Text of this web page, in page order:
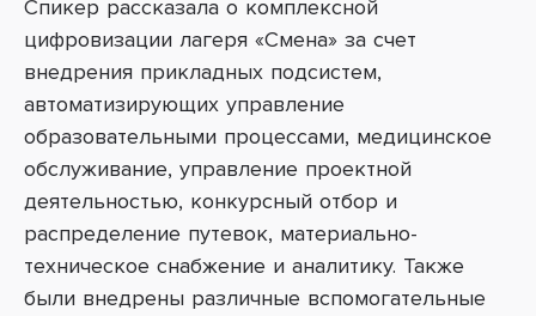
Спикер рассказала о комплексной
цифровизации лагеря «Смена» за счет
внедрения прикладных подсистем,
автоматизирующих управление
образовательными процессами, медицинское
обслуживание, управление проектной
деятельностью, конкурсный отбор и
распределение путевок, материально-
техническое снабжение и аналитику. Также
были внедрены различные вспомогательные